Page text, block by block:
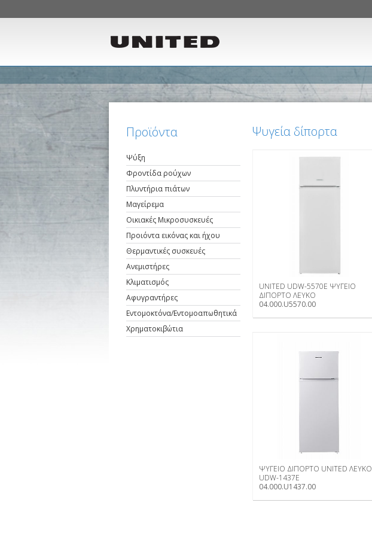
Προϊόντα
Ψύξη
Φροντίδα ρούχων
Πλυντήρια πιάτων
Μαγείρεμα
Οικιακές Μικροσυσκευές
Προιόντα εικόνας και ήχου
Θερμαντικές συσκευές
Ανεμιστήρες
Κλιματισμός
Αφυγραντήρες
Εντομοκτόνα/Εντομοαπωθητικά
Χρηματοκιβώτια
Ψυγεία δίπορτα
UNITED UDW-5570E ΨΥΓΕΙΟ
ΔΙΠΟΡΤΟ ΛΕΥΚΟ
04.000.U5570.00
ΨΥΓΕΙΟ ΔΙΠΟΡΤΟ UNITED ΛΕΥΚΟ
UDW-1437E
04.000.U1437.00